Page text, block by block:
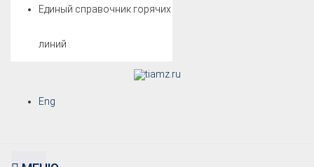
Eng
Единый справочник горячих
линий